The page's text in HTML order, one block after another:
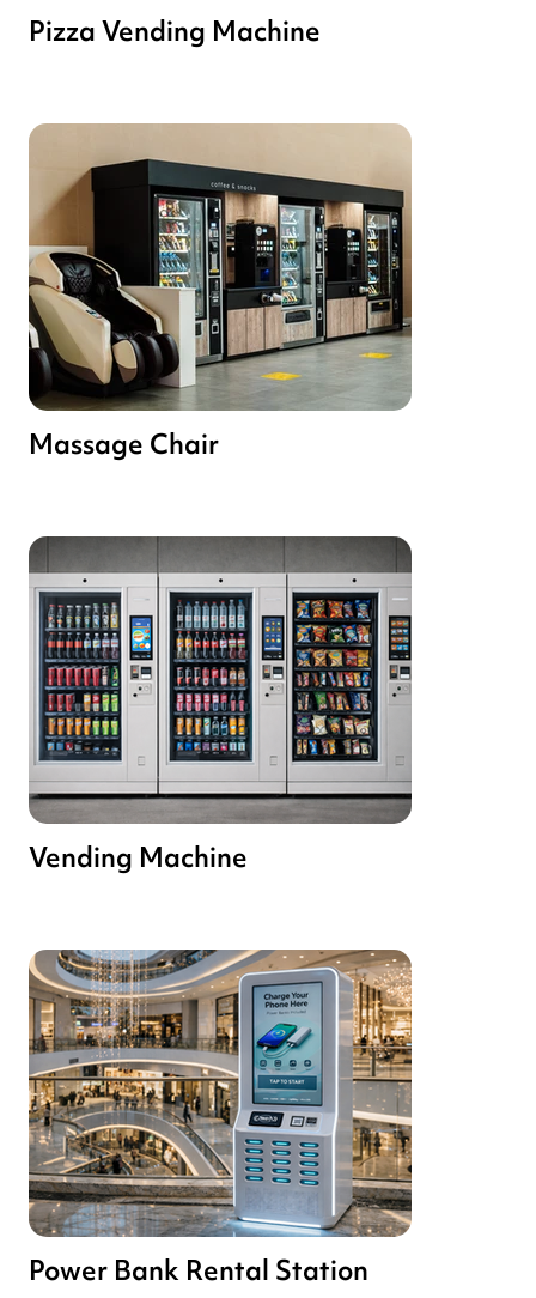
Pizza Vending Machine
Massage Chair
Vending Machine
Power Bank Rental Station